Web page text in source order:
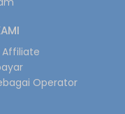
Operator